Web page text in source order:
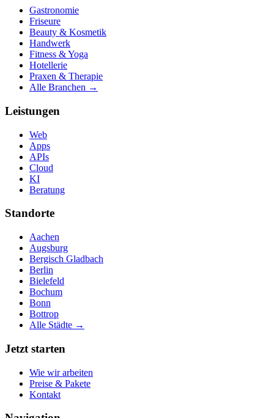
Gastronomie
Friseure
Beauty & Kosmetik
Handwerk
Fitness & Yoga
Hotellerie
Praxen & Therapie
Alle Branchen →
Leistungen
Web
Apps
APIs
Cloud
KI
Beratung
Standorte
Aachen
Augsburg
Bergisch Gladbach
Berlin
Bielefeld
Bochum
Bonn
Bottrop
Alle Städte →
Jetzt starten
Wie wir arbeiten
Preise & Pakete
Kontakt